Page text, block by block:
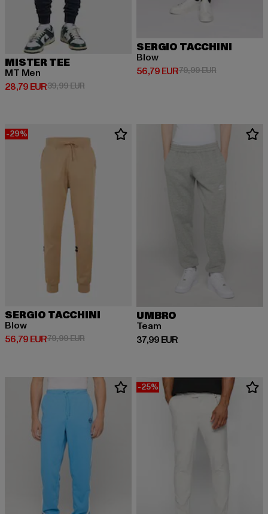
MISTER TEE
MT Men
28,79 EUR
Derzeitiger Preis: 28,79 EUR
39,99 EURAktionspreis: 39,99 EUR
SERGIO TACCHINI
Blow
56,79 EUR
Derzeitiger Preis: 56,79 EUR
79,99 EURAktionspreis:
-29%
SERGIO TACCHINI
Blow
56,79 EUR
Derzeitiger Preis: 56,79 EUR
79,99 EURAktionspreis: 79,99 EUR
UMBRO
Team
37,99 EUR
Derzeitiger Preis: 37,99 EUR
-25%